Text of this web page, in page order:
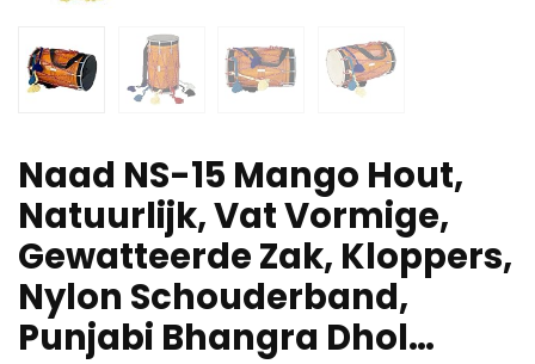
Naad NS-15 Mango Hout,
Natuurlijk, Vat Vormige,
Gewatteerde Zak, Kloppers,
Nylon Schouderband,
Punjabi Bhangra Dhol…